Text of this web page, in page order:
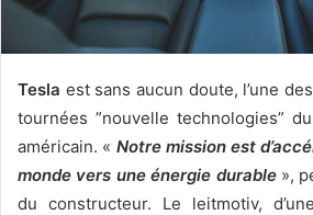
Tesla est sans aucun doute, l’une
tournées ”nouvelle technologies”
américain. « Notre mission est
monde vers une énergie durable»,
du constructeur. Le leitmotiv,